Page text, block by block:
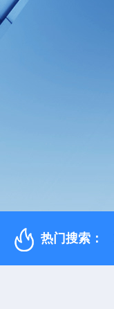
热门搜索：